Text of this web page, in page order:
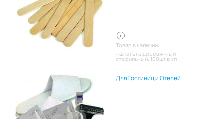
Товар в наличии:
шпатель деревянный
стерильный. 100шт в уп
Для Гостиниц и Отелей